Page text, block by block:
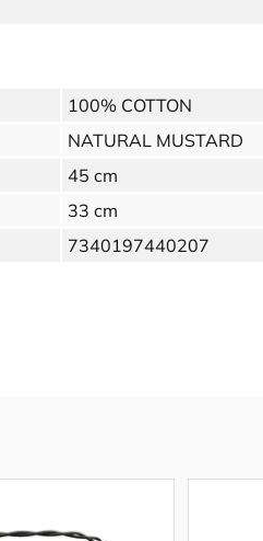
100% COTTON
NATURAL MUSTARD
45 cm
33 cm
7340197440207